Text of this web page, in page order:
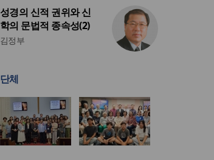
성경의 신적 권위와 신
학의 문법적 종속성(2)
김정부
단체